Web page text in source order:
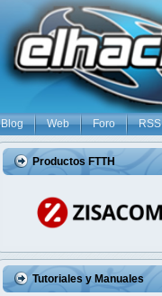
Blog Web Foro RSS
Productos FTTH
Tutoriales y Manuales